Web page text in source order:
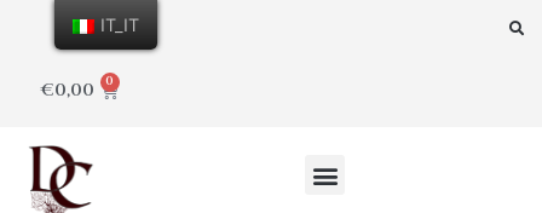
€0,00 0
IT_IT